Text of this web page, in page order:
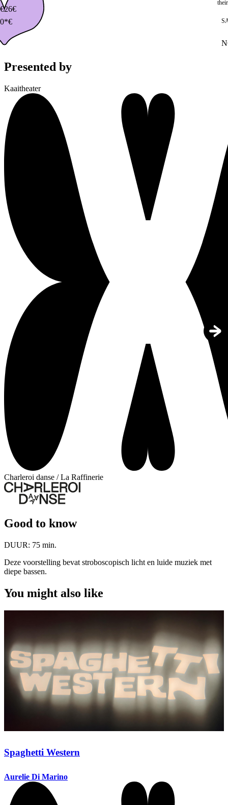
26€
Presented by
Kaaitheater
Charleroi danse / La Raffinerie
Good to know
DUUR: 75 min.
Deze voorstelling bevat stroboscopisch licht en luide muziek met
diepe bassen.
You might also like
Spaghetti Western
Aurelie Di Marino